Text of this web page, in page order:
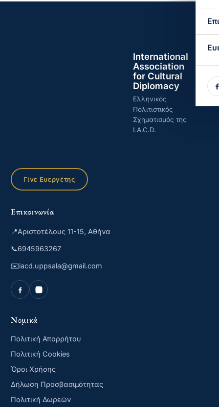
International
Association
for Cultural
Diplomacy
Ελληνικός
Πολιτιστικός
Σχηματισμός της
I.A.C.D.
Γίνε Ευεργέτης
Επικοινωνία
📍Αριστοτέλους 11-15, Αθήνα
📞6945963267
✉️iacd.uppsala@gmail.com
Νομικά
Πολιτική Απορρήτου
Πολιτική Cookies
Όροι Χρήσης
Δήλωση Προσβασιμότητας
Πολιτική Δωρεών